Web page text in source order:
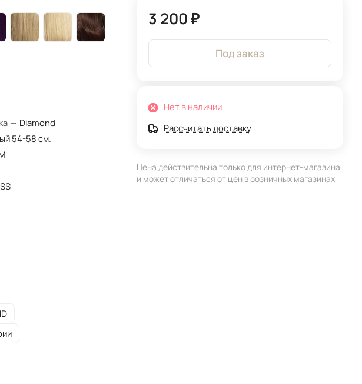
— Diamond
54-58 см.
3 200 ₽
Под заказ
Нет в наличии
Рассчитать доставку
Цена действительна только для интернет-магазина
и может отличаться от цен в розничных магазинах